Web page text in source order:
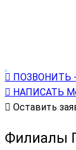
ПОЗВОНИТЬ
НАПИСАТЬ
Оставить
Филиалы